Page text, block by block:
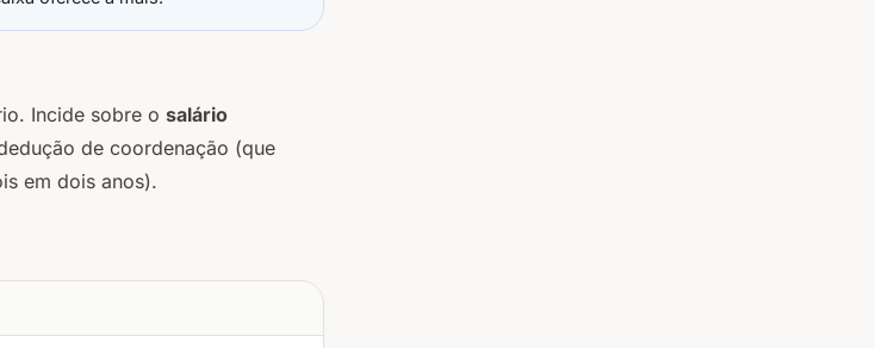
Incide sobre o salário
de coordenação (que
em dois anos).